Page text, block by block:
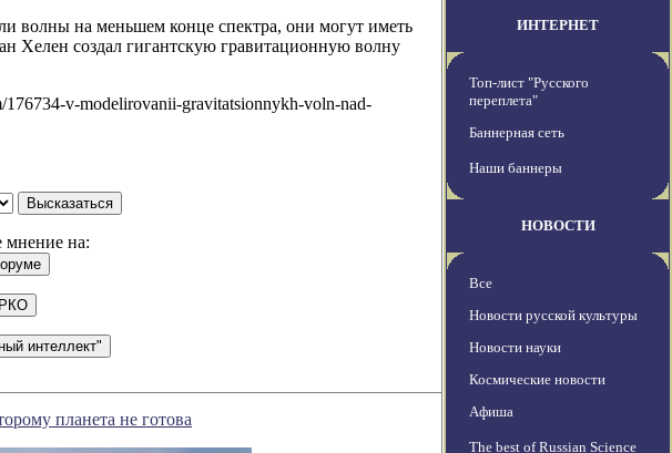
волны на меньшем конце спектра, они могут иметь
Хелен создал гигантскую гравитационную волну
v-modelirovanii-gravitatsionnykh-voln-nad-
мнение на:
планета не готова
ИНТЕРНЕТ
Топ-лист "Русского
переплета"
Баннерная сеть
Наши баннеры
НОВОСТИ
Все
Новости русской культуры
Новости науки
Космические новости
Афиша
The best of Russian Science